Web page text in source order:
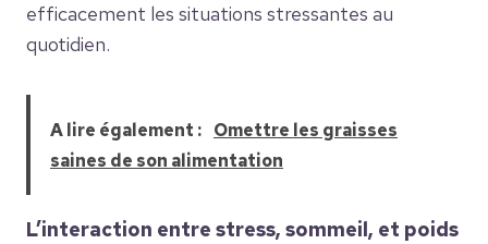
efficacement les situations stressantes au
quotidien.
A lire également : Omettre les graisses
saines de son alimentation
L’interaction entre stress, sommeil, et poids